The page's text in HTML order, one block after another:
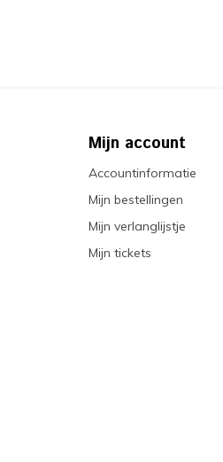
Mijn account
Accountinformatie
Mijn bestellingen
Mijn verlanglijstje
Mijn tickets